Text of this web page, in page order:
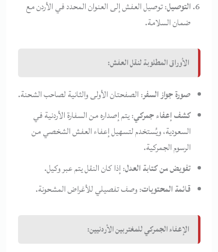
التوصيل: توصيل العفش إلى العنوان المحدد في الأردن مع
ضمان السلامة.
الأوراق المطلوبة لنقل العفش:
صورة جواز السفر: الصفحتان الأولى والثانية لصاحب الشحنة.
كشف إعفاء جمركي: يتم إصداره من السفارة الأردنية في
السعودية، ويُستخدم لتسهيل إعفاء العفش الشخصي من
الرسوم الجمركية.
تفويض من كتابة العدل: إذا كان النقل يتم عبر وكيل.
قائمة المحتويات: وصف تفصيلي للأغراض المشحونة.
الإعفاء الجمركي للمغتربين الأردنيين: